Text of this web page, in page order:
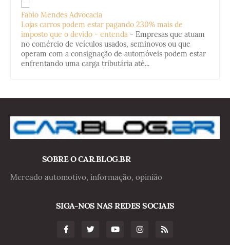
Fabio Mendes Advocacia
Lojas carros podem estar pagando 230% mais de
imposto que o devido - entenda - Empresas que atuam
no comércio de veículos usados, seminovos ou que
operam com a consignação de automóveis podem estar
enfrentando uma carga tributária até...
SOBRE O CAR.BLOG.BR
Mercado automotivo, informação, opinião
SIGA-NOS NAS REDES SOCIAIS